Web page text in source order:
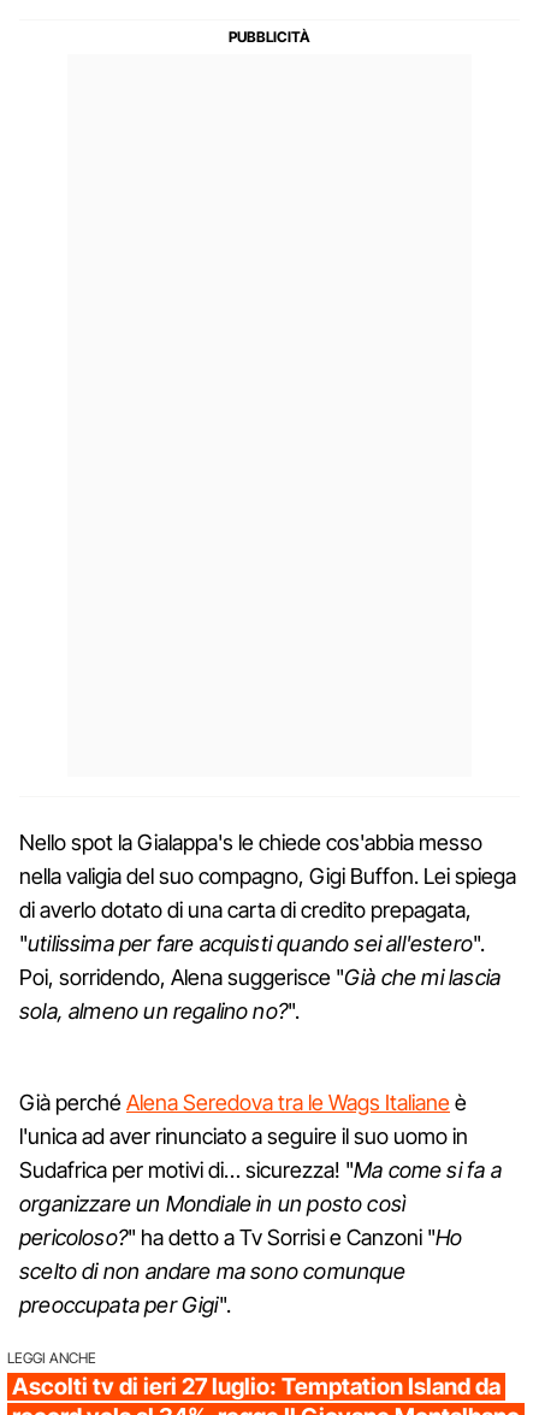
Nello spot la Gialappa's le chiede cos'abbia messo
nella valigia del suo compagno, Gigi Buffon. Lei spiega
di averlo dotato di una carta di credito prepagata,
"utilissima per fare acquisti quando sei all'estero".
Poi, sorridendo, Alena suggerisce "Già che mi lascia
sola, almeno un regalino no?".
Già perchéAlena Seredova tra le Wags Italianeè
l'unica ad aver rinunciato a seguire il suo uomo in
Sudafrica per motivi di… sicurezza! "Ma come si fa a
organizzare un Mondiale in un posto così
pericoloso?" ha detto a Tv Sorrisi e Canzoni "Ho
scelto di non andare ma sono comunque
preoccupata per Gigi".
LEGGI ANCHE
Ascolti tv di ieri 27 luglio: Temptation Island da